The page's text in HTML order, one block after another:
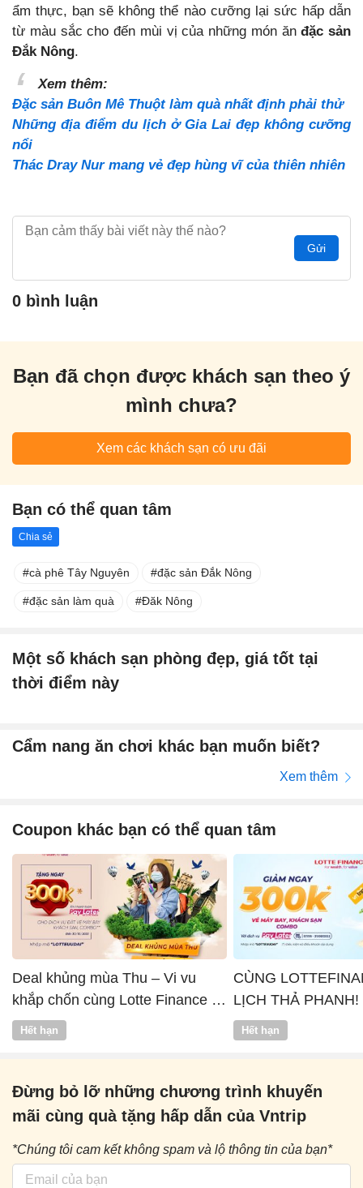
ẩm thực, bạn sẽ không thể nào cưỡng lại sức hấp dẫn
từ màu sắc cho đến mùi vị của những món ănđặc sản
Đắk Nông.
Xem thêm:
Đặc sản Buôn Mê Thuột làm quà nhất định phải thử
Những địa điểm du lịch ở Gia Lai đẹp không cưỡng
nổi
Thác Dray Nur mang vẻ đẹp hùng vĩ của thiên nhiên
Gửi
0 bình luận
Bạn đã chọn được khách sạn theo ý
mình chưa?
Xem các khách sạn có ưu đãi
Bạn có thể quan tâm
Chia sẻ
cà phê Tây Nguyên đặc sản Đắk Nông
đặc sản làm quà Đăk Nông
Một số khách sạn phòng đẹp, giá tốt tại
thời điểm này
Cẩm nang ăn chơi khác bạn muốn biết?
Xem thêm
Coupon khác bạn có thể quan tâm
Deal khủng mùa Thu – Vi vu
khắp chốn cùng Lotte Finance x
Vntrip
Hết hạn
CÙNG
LỊCH THẢ PHANH!
Hết hạn
Đừng bỏ lỡ những chương trình khuyến
mãi cùng quà tặng hấp dẫn của Vntrip
*Chúng tôi cam kết không spam và lộ thông tin của bạn*